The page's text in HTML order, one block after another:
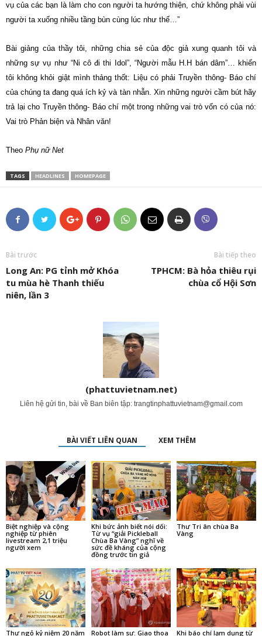
vụ của các bạn là làm cho con người ta hướng thiện, chứ không phải vùi
người ta xuống nhiều tầng bùn cùng lúc như thế…”
Bài giảng của thầy tôi, những chia sẻ của độc giả xung quanh tôi và
những sự vụ như “Ni cô đi thi Idol”, “Người mẫu H.H bán dâm”… khiến
tôi không khỏi giật mình thảng thốt: Liệu có phải Truyền thông- Báo chí
của chúng ta đang quá ích kỷ và tàn nhẫn. Xin những người cầm bút hãy
trả lại cho Truyền thông- Báo chí một trong những vai trò vốn có của nó:
Vai trò Phản biện và Nhân văn!
Theo Phụ nữ Net
TAGS HEADLINES HOMEPAGE
Bài trước
Long An: PG tỉnh mở Khóa
tu mùa hè Thanh thiếu
niên, lần 3
Bài tiếp theo
TPHCM: Bà hỏa thiêu rụi
chùa cổ Hội Sơn
(phattuvietnam.net)
Liên hệ gửi tin, bài về Ban biên tập: trangtinphattuvietnam@gmail.com
BÀI VIẾT LIÊN QUAN XEM THÊM
Biệt nghiệp và cộng
nghiệp từ phiên
livestream 2,1 triệu
người xem
Khi bức ảnh biết nói dối:
Từ vụ “giải Pickleball
Chùa Ba Vàng” nghĩ về
sức đề kháng của cộng
đồng trước tin giả
Thư Tri ân chùa Ba
Vàng
Thư ngỏ kỷ niệm 20 năm
Robot làm sư: Giao thoa
Khi báo chí lạm dụng từ